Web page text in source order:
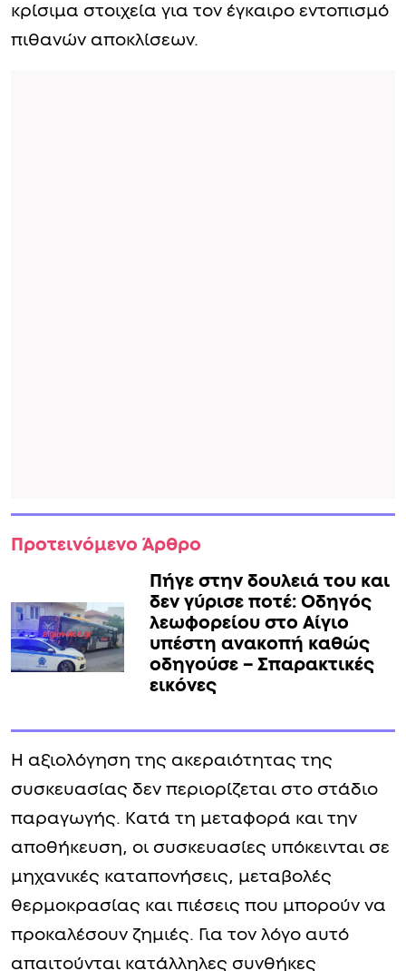
κρίσιμα στοιχεία για τον έγκαιρο εντοπισμό
πιθανών αποκλίσεων.
Προτεινόμενο Άρθρο
Πήγε στην δουλειά του και
δεν γύρισε ποτέ: Οδηγός
λεωφορείου στο Αίγιο
υπέστη ανακοπή καθώς
οδηγούσε – Σπαρακτικές
εικόνες
Η αξιολόγηση της ακεραιότητας της
συσκευασίας δεν περιορίζεται στο στάδιο
παραγωγής. Κατά τη μεταφορά και την
αποθήκευση, οι συσκευασίες υπόκεινται σε
μηχανικές καταπονήσεις, μεταβολές
θερμοκρασίας και πιέσεις που μπορούν να
προκαλέσουν ζημιές. Για τον λόγο αυτό
απαιτούνται κατάλληλες συνθήκες